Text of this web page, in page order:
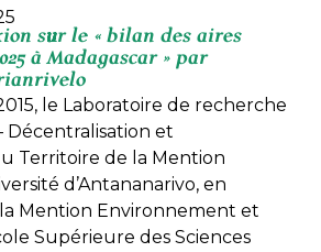
sur le « bilan des aires
à Madagascar » par
le Laboratoire de recherche
Décentralisation et
Territoire de la Mention
d’Antananarivo, en
Mention Environnement et
Supérieure des Sciences